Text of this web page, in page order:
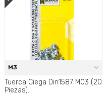
M3
Tuerca Ciega Din1587 M03 (20
Piezas).